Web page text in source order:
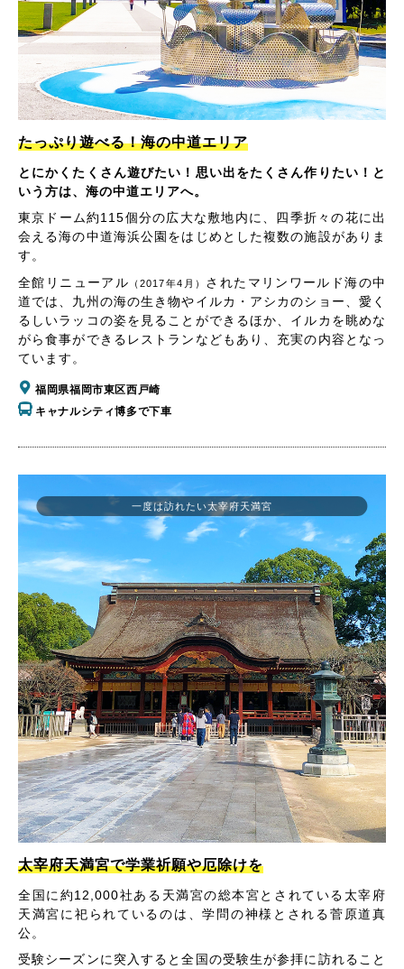
たっぷり遊べる！海の中道エリア
とにかくたくさん遊びたい！思い出をたくさん作りたい！と
いう方は、海の中道エリアへ。
東京ドーム約115個分の広大な敷地内に、四季折々の花に出
会える海の中道海浜公園をはじめとした複数の施設がありま
す。
全館リニューアル （2017年4月） されたマリンワールド海の中
道では、九州の海の生き物やイルカ・アシカのショー、愛く
るしいラッコの姿を見ることができるほか、イルカを眺めな
がら食事ができるレストランなどもあり、充実の内容となっ
ています。
福岡県福岡市東区西戸崎
キャナルシティ博多で下車
太宰府天満宮で学業祈願や厄除けを
全国に約12,000社ある天満宮の総本宮とされている太宰府
天満宮に祀られているのは、学問の神様とされる菅原道真
公。
受験シーズンに突入すると全国の受験生が参拝に訪れること
一度は訪れたい太宰府天満宮